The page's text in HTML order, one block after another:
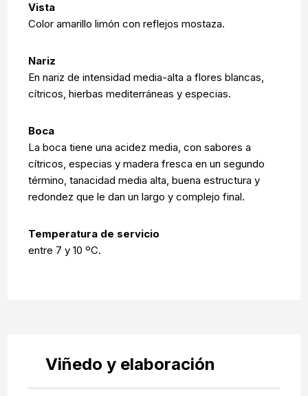
Vista
Color amarillo limón con reflejos mostaza.
Nariz
En nariz de intensidad media-alta a flores blancas,
cítricos, hierbas mediterráneas y especias.
Boca
La boca tiene una acidez media, con sabores a
cítricos, especias y madera fresca en un segundo
término, tanacidad media alta, buena estructura y
redondez que le dan un largo y complejo final.
Temperatura de servicio
entre 7 y 10 ºC.
Viñedo y elaboración